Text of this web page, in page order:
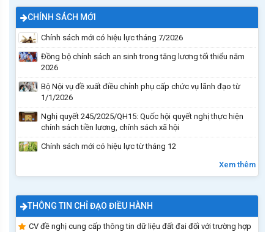
CHÍNH SÁCH MỚI
Chính sách mới có hiệu lực tháng 7/2026
Đồng bộ chính sách an sinh trong tăng lương tối thiểu năm
2026
Bộ Nội vụ đề xuất điều chỉnh phụ cấp chức vụ lãnh đạo từ
1/1/2026
Nghị quyết 245/2025/QH15: Quốc hội quyết nghị thực hiện
chính sách tiền lương, chính sách xã hội
Chính sách mới có hiệu lực từ tháng 12
Xem thêm
THÔNG TIN CHỈ ĐẠO ĐIỀU HÀNH
CV đề nghị cung cấp thông tin dữ liệu đất đai đối với trường hợp